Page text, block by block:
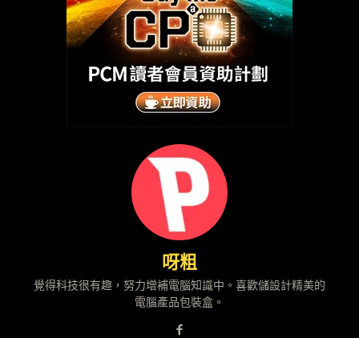
呀粗
覺得科技很有趣，努力增補電腦知識中。喜歡儲設計精美的
電腦產品包裝盒。